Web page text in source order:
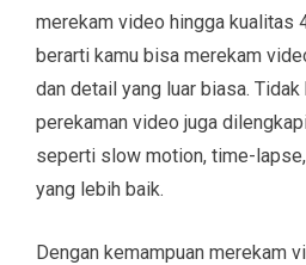
merekam video hingga kualitas
berarti kamu bisa merekam
dan detail yang luar biasa.
perekaman video juga
seperti slow motion, time-
yang lebih baik.
Dengan kemampuan merekam